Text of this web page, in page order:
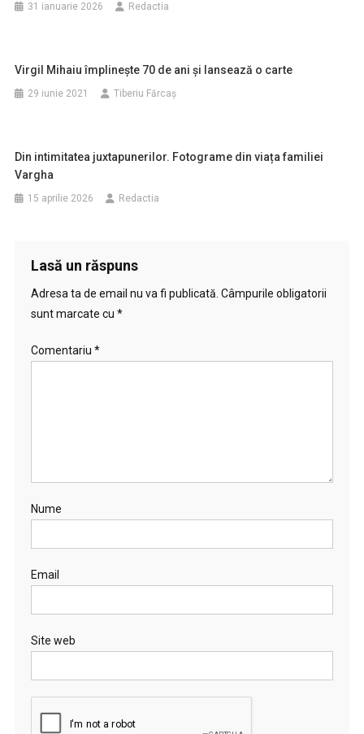
31 ianuarie 2026 Redactia
Virgil Mihaiu împlinește 70 de ani și lansează o carte
29 iunie 2021 Tiberiu Fărcaş
Din intimitatea juxtapunerilor. Fotograme din viața familiei
Vargha
15 aprilie 2026 Redactia
Lasă un răspuns
Adresa ta de email nu va fi publicată. Câmpurile obligatorii
sunt marcate cu *
Comentariu *
Nume
Email
Site web